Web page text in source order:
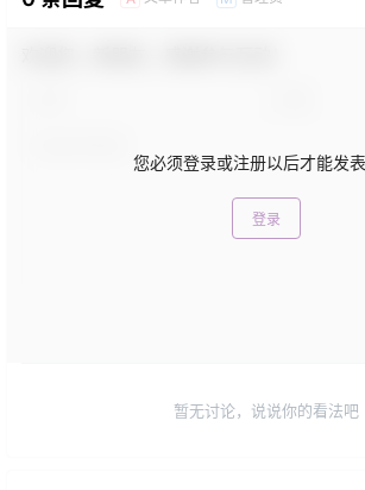
您必须登录或注册以后才能发
登录
暂无讨论，说说你的看法吧